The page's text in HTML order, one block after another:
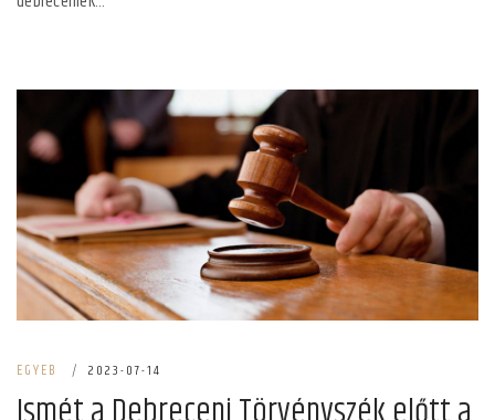
EGYEB | 2023-07-14